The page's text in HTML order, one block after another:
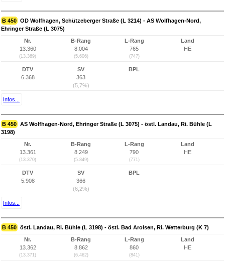
B 450 OD Wolfhagen, Schützeberger Straße (L 3214) - AS Wolfhagen-Nord,
Ehringer Straße (L 3075)
Nr.
13.360
(13.369)
B-Rang
8.004
(5.606)
L-Rang
765
(747)
Land
HE
DTV
6.368
SV
363
(5,7%)
BPL
Infos...
B 450 AS Wolfhagen-Nord, Ehringer Straße (L 3075) - östl. Landau, Ri. Bühle (L
3198)
Nr.
13.361
(13.370)
B-Rang
8.249
(5.849)
L-Rang
790
(771)
Land
HE
DTV
5.908
SV
366
(6,2%)
BPL
Infos...
B 450 östl. Landau, Ri. Bühle (L 3198) - östl. Bad Arolsen, Ri. Wetterburg (K 7)
Nr.
13.362
(13.371)
B-Rang
8.862
(6.462)
L-Rang
860
(841)
Land
HE